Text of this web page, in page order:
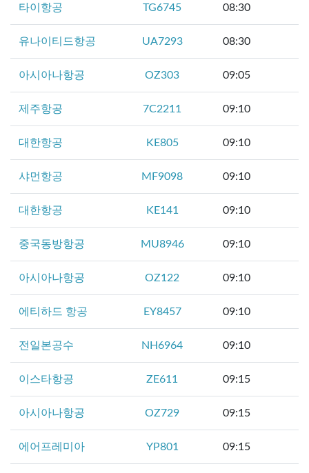
타이항공 TG6745 08:30
유나이티드항공 UA7293 08:30
아시아나항공 OZ303 09:05
제주항공 7C2211 09:10
대한항공 KE805 09:10
샤먼항공 MF9098 09:10
대한항공 KE141 09:10
중국동방항공 MU8946 09:10
아시아나항공 OZ122 09:10
에티하드 항공 EY8457 09:10
전일본공수 NH6964 09:10
이스타항공 ZE611 09:15
아시아나항공 OZ729 09:15
에어프레미아 YP801 09:15